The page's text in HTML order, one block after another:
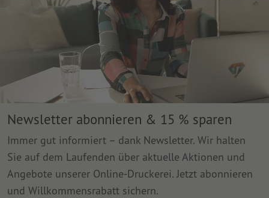
Newsletter abonnieren & 15 % sparen
Immer gut informiert – dank Newsletter. Wir halten
Sie auf dem Laufenden über aktuelle Aktionen und
Angebote unserer Online-Druckerei. Jetzt abonnieren
und Willkommensrabatt sichern.